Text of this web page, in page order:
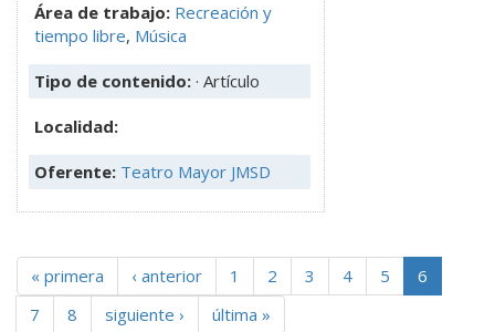
Área de trabajo: Recreación y
tiempo libre, Música
Tipo de contenido: · Artículo
Localidad:
Oferente: Teatro Mayor JMSD
« primera ‹ anterior 1 2 3 4 5
6
7
8 siguiente › última »